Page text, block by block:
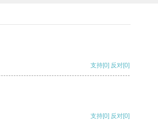
支持[0] 反对[0]
支持[0] 反对[0]